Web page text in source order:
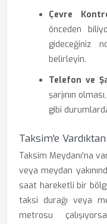
Çevre
önceden
gideceğiniz
belirleyin.
Telefon ve
şarjının
gibi
Taksim'e
Taksim Meydanı'na
veya meydan
saat hareketli bir
taksi durağı veya
metrosu